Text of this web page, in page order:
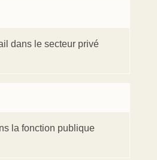
dans le secteur privé
la fonction publique